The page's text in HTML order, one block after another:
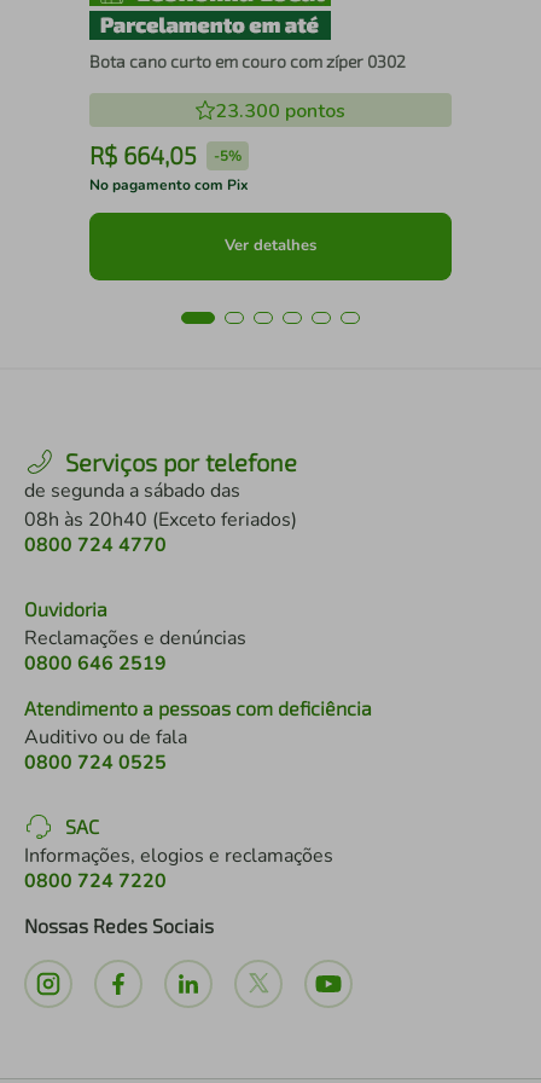
Bota cano curto em couro com zíper 0302
23.300 pontos
R$ 664,05 -5%
No pagamento com Pix
Ver detalhes
Serviços por telefone
de segunda a sábado das
08h às 20h40 (Exceto feriados)
0800 724 4770
Ouvidoria
Reclamações e denúncias
0800 646 2519
Atendimento a pessoas com deficiência
Auditivo ou de fala
0800 724 0525
SAC
Informações, elogios e reclamações
0800 724 7220
Nossas Redes Sociais